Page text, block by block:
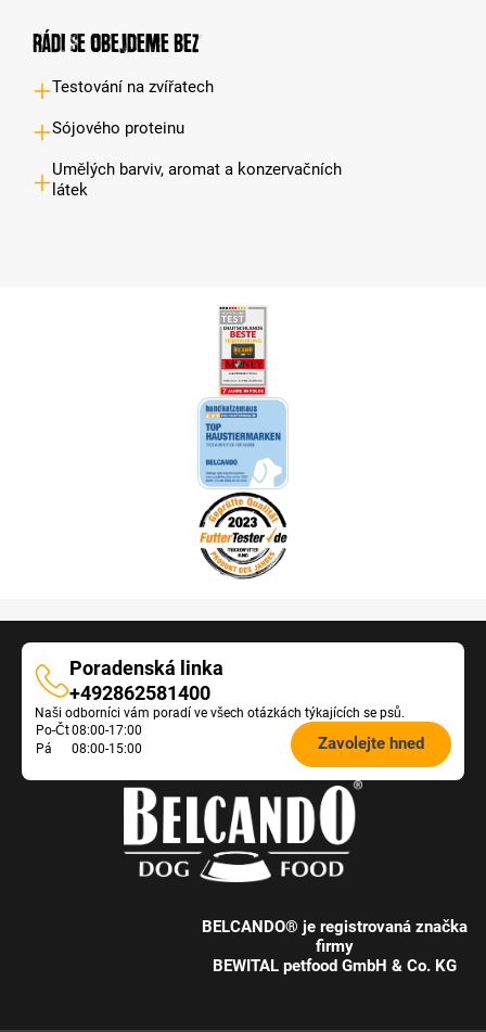
Rádi se obejdeme bez
Testování na zvířatech
Sójového proteinu
Umělých barviv, aromat a konzervačních
látek
Poradenská linka
Poradenská
linka
+492862581400
Naši odborníci vám poradí ve všech otázkách týkajících se psů.
Öffnungszeiten
Po-Čt08:00-17:00
Pá
08:00-15:00 Zavolejte hned
BELCANDO® je registrovaná značka
firmy
BEWITAL petfood GmbH & Co. KG